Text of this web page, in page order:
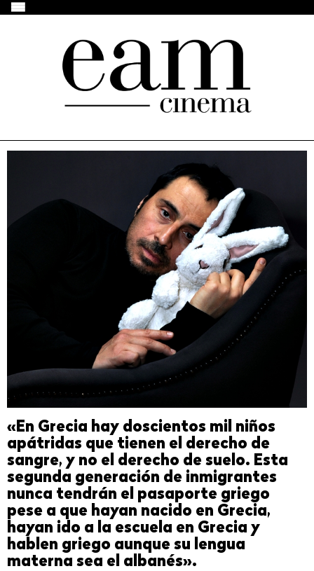
«En Grecia hay doscientos mil niños
apátridas que tienen el derecho de
sangre, y no el derecho de suelo. Esta
segunda generación de inmigrantes
nunca tendrán el pasaporte griego
pese a que hayan nacido en Grecia,
hayan ido a la escuela en Grecia y
hablen griego aunque su lengua
materna sea el albanés».